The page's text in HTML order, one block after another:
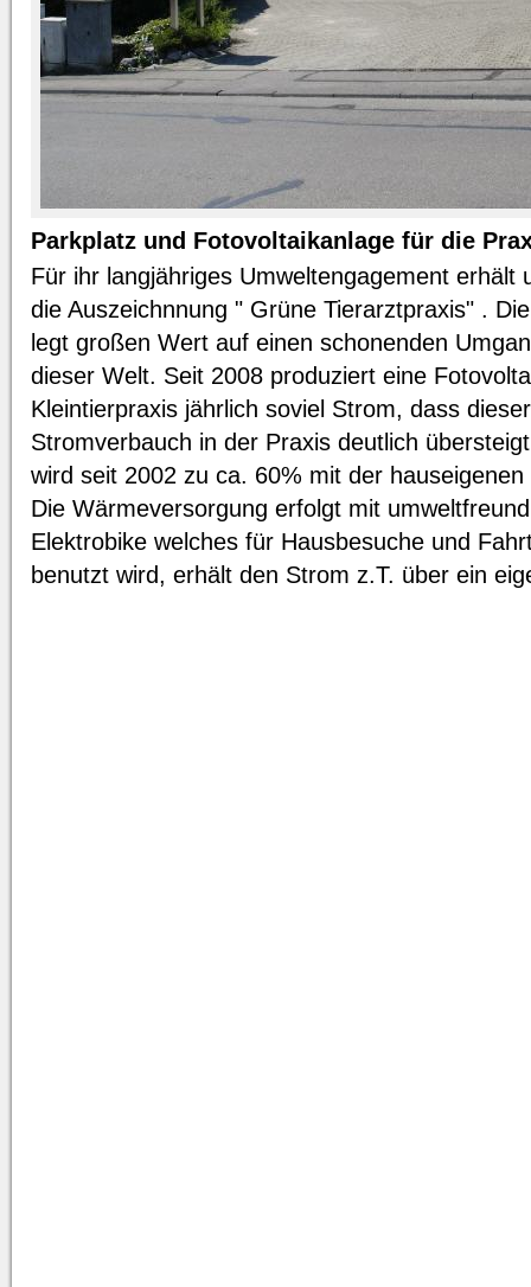
Parkplatz und Fotovoltaikanlage für die
Für ihr langjähriges Umweltengagement erhält
die Auszeichnnung " Grüne Tierarztpraxis" .
legt großen Wert auf einen schonenden
dieser Welt. Seit 2008 produziert eine
Kleintierpraxis jährlich soviel Strom, dass
Stromverbauch in der Praxis deutlich
wird seit 2002 zu ca. 60% mit der
Die Wärmeversorgung erfolgt mit
Elektrobike welches für Hausbesuche und
benutzt wird, erhält den Strom z.T. über ein